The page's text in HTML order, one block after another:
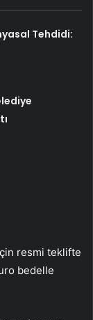
Tehdidi:
resmi teklifte
bedelle